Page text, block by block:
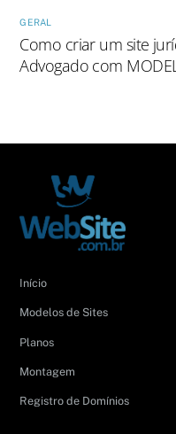
GERAL
Como criar um site
Advogado com
Início
Modelos de Sites
Planos
Montagem
Registro de Domínios